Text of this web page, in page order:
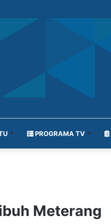
PROGRAMA TV
Meterang